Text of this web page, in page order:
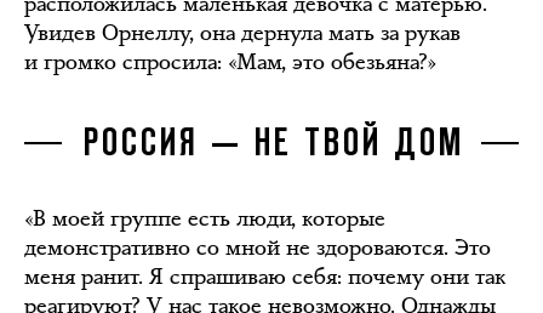
Увидев Орнеллу, она дернула мать за рукав
и громко спросила: «Мам, это обезьяна?»
РОССИЯ — НЕ ТВОЙ ДОМ
«В моей группе есть люди, которые
демонстративно со мной не здороваются. Это
меня ранит. Я спрашиваю себя: почему они так
реагируют? У нас такое невозможно. Однажды